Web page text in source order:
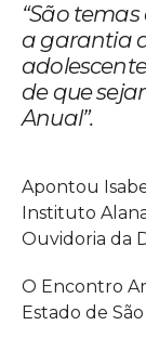
“São
a garantia
de que
Anual”.
Apontou
Instituto
Ouvidoria da
O Encontro
Estado de